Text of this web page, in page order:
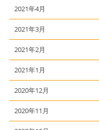
2021年4月
2021年3月
2021年2月
2021年1月
2020年12月
2020年11月